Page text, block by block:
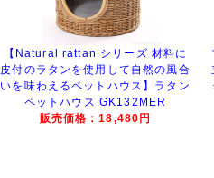
【Natural rattan シリーズ 材料に
皮付のラタンを使用して自然の風合
いを味わえるペットハウス】ラタン
ペットハウス GK132MER
販売価格：18,480円